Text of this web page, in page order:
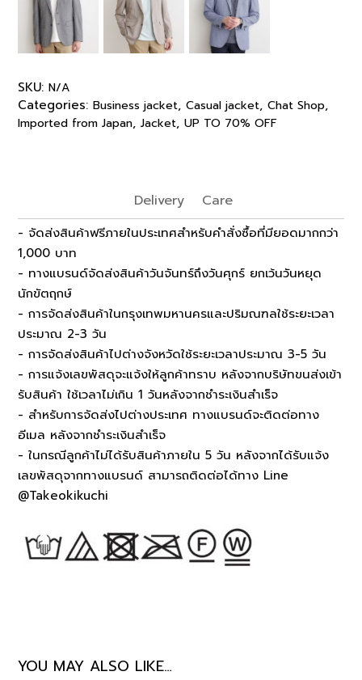
SKU: N/A
Categories: Business jacket, Casual jacket, Chat Shop,
Imported from Japan, Jacket, UP TO 70% OFF
Delivery Care
- จัดส่งสินค้าฟรีภายในประเทศสำหรับคำสั่งซื้อที่มียอดมากกว่า
1,000 บาท
- ทางแบรนด์จัดส่งสินค้าวันจันทร์ถึงวันศุกร์ ยกเว้นวันหยุด
นักขัตฤกษ์
- การจัดส่งสินค้าในกรุงเทพมหานครและปริมณฑลใช้ระยะเวลา
ประมาณ 2-3 วัน
- การจัดส่งสินค้าไปต่างจังหวัดใช้ระยะเวลาประมาณ 3-5 วัน
- การแจ้งเลขพัสดุจะแจ้งให้ลูกค้าทราบ หลังจากบริษัทขนส่งเข้า
รับสินค้า ใช้เวลาไม่เกิน 1 วันหลังจากชำระเงินสำเร็จ
- สำหรับการจัดส่งไปต่างประเทศ ทางแบรนด์จะติดต่อทาง
อีเมล หลังจากชำระเงินสำเร็จ
- ในกรณีลูกค้าไม่ได้รับสินค้าภายใน 5 วัน หลังจากได้รับแจ้ง
เลขพัสดุจากทางแบรนด์ สามารถติดต่อได้ทาง Line
@Takeokikuchi
YOU MAY ALSO LIKE…